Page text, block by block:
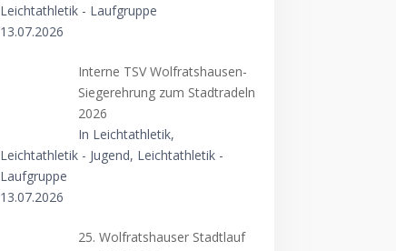
Leichtathletik - Laufgruppe
13.07.2026
Interne TSV Wolfratshausen-
Siegerehrung zum Stadtradeln
2026
In Leichtathletik,
Leichtathletik - Jugend, Leichtathletik -
Laufgruppe
13.07.2026
25. Wolfratshauser Stadtlauf